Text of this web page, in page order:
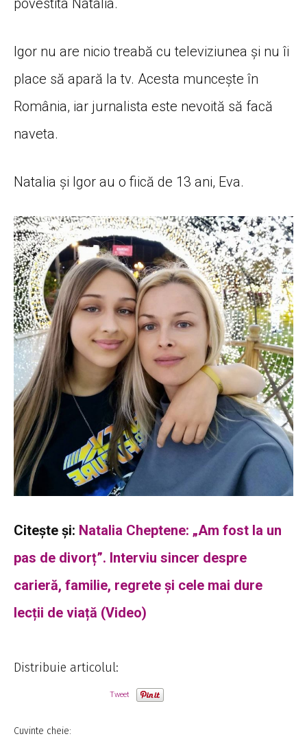
Igor nu are nicio treabă cu televiziunea și nu îi
place să apară la tv. Acesta muncește în
România, iar jurnalista este nevoită să facă
naveta.
Natalia și Igor au o fiică de 13 ani, Eva.
Citește și: Natalia Cheptene: „Am fost la un
pas de divorț”. Interviu sincer despre
carieră, familie, regrete și cele mai dure
lecții de viață (Video)
Distribuie articolul:
Tweet
Cuvinte cheie: